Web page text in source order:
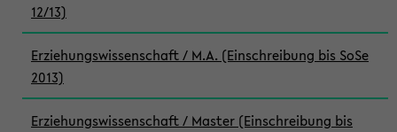
12/13)
Erziehungswissenschaft / M.A. (Einschreibung bis SoSe
2013)
Erziehungswissenschaft / Master (Einschreibung bis